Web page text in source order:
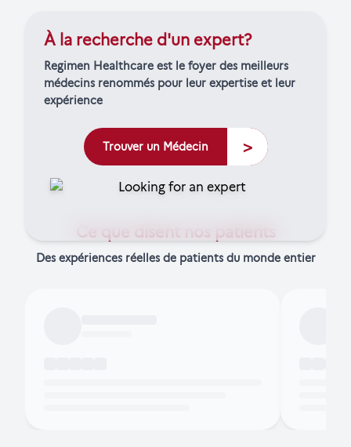
À la recherche d'un expert?
Regimen Healthcare est le foyer des meilleurs
médecins renommés pour leur expertise et leur
expérience
Trouver un Médecin >
Ce que disent nos patients
Des expériences réelles de patients du monde entier